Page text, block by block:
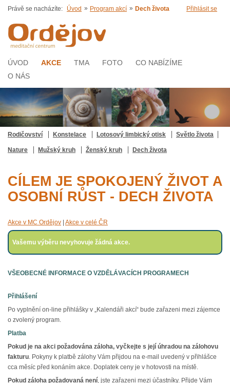
Přihlásit se
Právě se nacházíte: Úvod » Program akcí » Dech života
ÚVOD AKCE TMA FOTO
CO NABÍZÍME
O NÁS
Rodičovství Konstelace Lotosový limbický otisk Světlo života
Nature Mužský kruh Ženský kruh Dech života
CÍLEM JE SPOKOJENÝ ŽIVOT A
OSOBNÍ RŮST - DECH ŽIVOTA
Akce v MC Ordějov Akce v celé ČR
Vašemu výběru nevyhovuje žádná akce.
VŠEOBECNÉ INFORMACE O VZDĚLÁVACÍCH PROGRAMECH
Přihlášení
Po vyplnění on-line přihlášky v „Kalendáři akcí“ bude zařazeni mezi zájemce
o zvolený program.
Platba
Pokud je na akci požadována záloha, vyčkejte s její úhradou na zálohovu
fakturu. Pokyny k platbě zálohy Vám přijdou na e-mail uvedený v přihlášce
cca měsíc před konáním akce. Doplatek ceny je v hotovosti na místě.
Pokud záloha požadovaná není, jste zařazeni mezi účastníky. Přijde Vám